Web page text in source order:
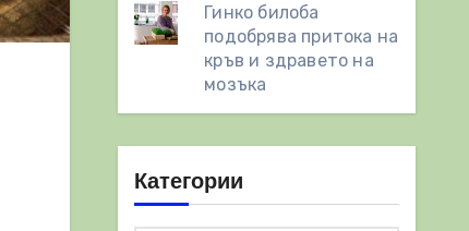
Гинко билоба
подобрява притока на
кръв и здравето на
мозъка
Категории